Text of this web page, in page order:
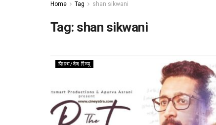
Home Tag shan sikwani
Tag: shan sikwani
फिल्म/वेब रिव्यू